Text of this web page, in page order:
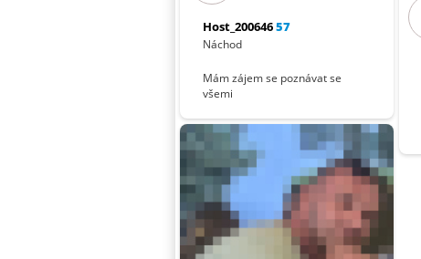
Host_20064657
Náchod
Mám zájem se poznávat se
všemi